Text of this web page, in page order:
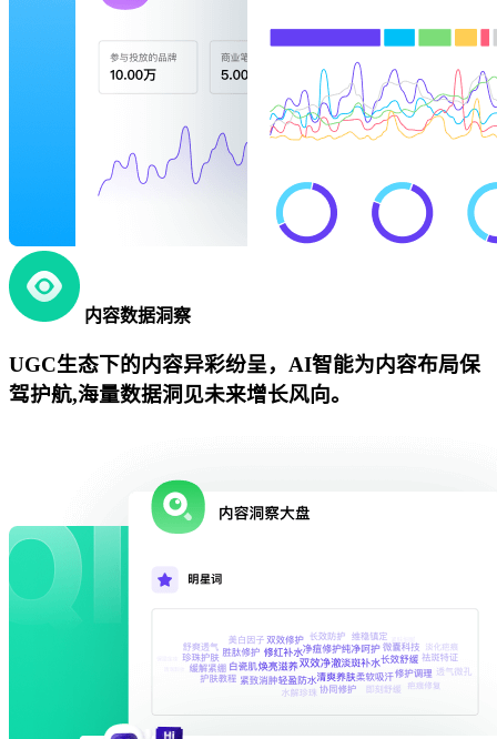
内容数据洞察
UGC生态下的内容异彩纷呈，AI智能为内容布局保
驾护航,海量数据洞见未来增长风向。